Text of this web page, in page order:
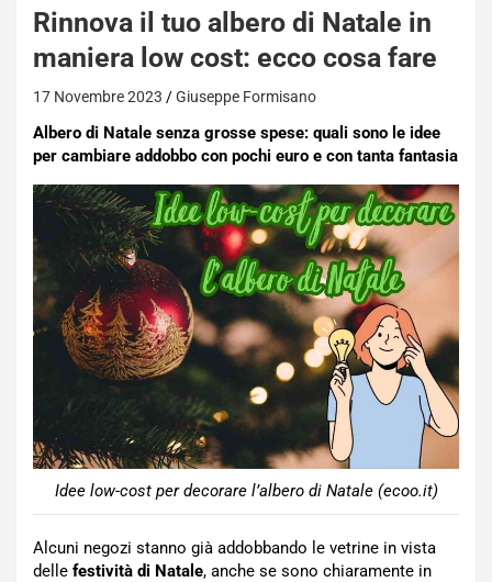
Rinnova il tuo albero di Natale in
maniera low cost: ecco cosa fare
17 Novembre 2023 Giuseppe Formisano
Albero di Natale senza grosse spese: quali sono le idee
per cambiare addobbo con pochi euro e con tanta fantasia
Idee low-cost per decorare l’albero di Natale (ecoo.it)
Alcuni negozi stanno già addobbando le vetrine in vista
delle festività di Natale, anche se sono chiaramente in